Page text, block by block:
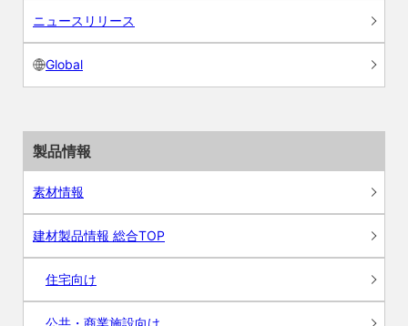
ニュースリリース
Global
製品情報
素材情報
建材製品情報 総合TOP
住宅向け
公共・商業施設向け